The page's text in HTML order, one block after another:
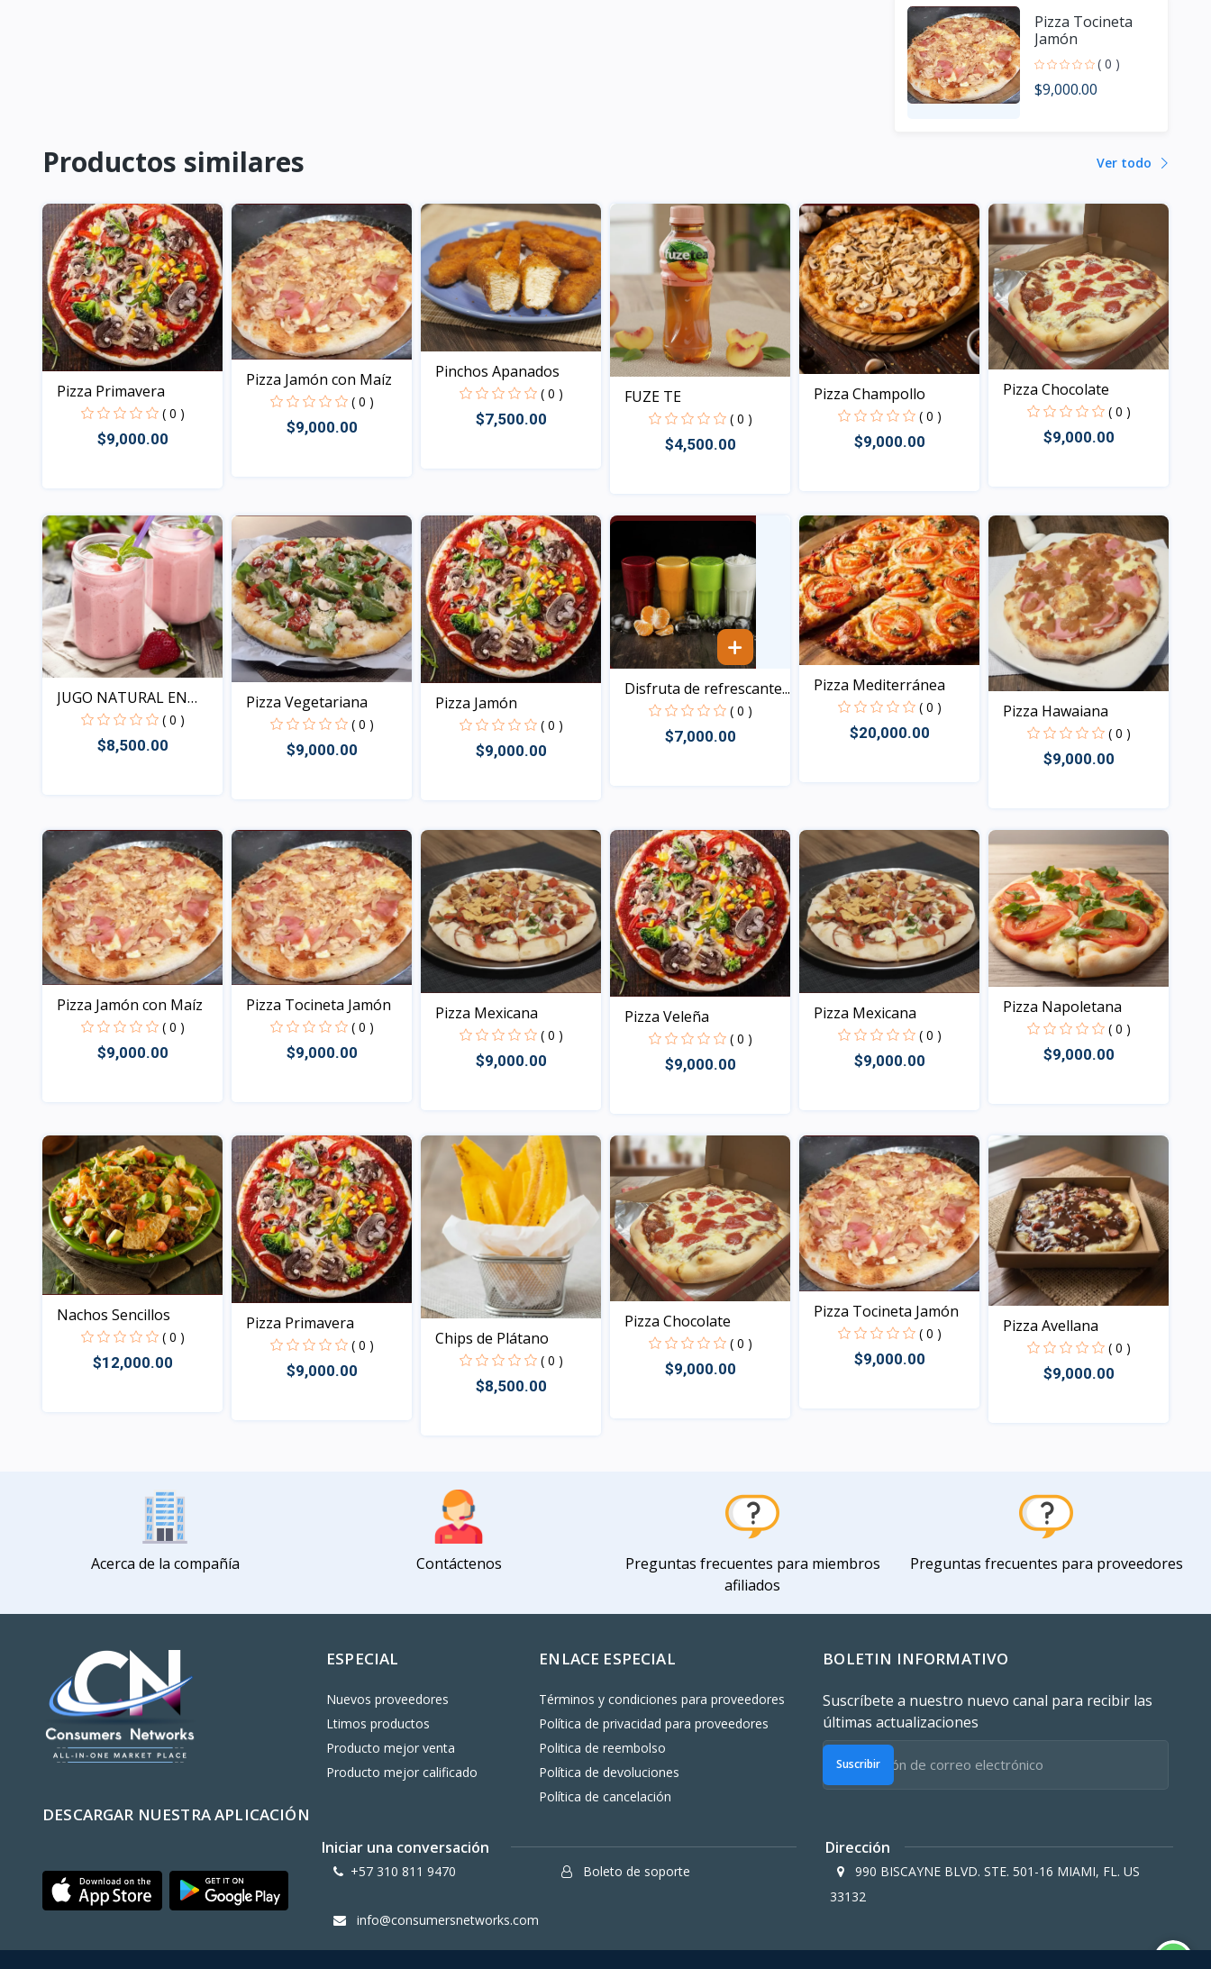
Pizza Tocineta
Jamón
( 0 )
$9,000.00
Productos similares Ver todo
Pizza Primavera
( 0 )
$9,000.00
Pizza Jamón con Maíz
( 0 )
$9,000.00
Pinchos Apanados
( 0 )
$7,500.00
FUZE TE
( 0 )
$4,500.00
Vista
Pizza Champollo
( 0 )
$9,000.00
Pizza Chocolate
( 0 )
$9,000.00
JUGO NATURAL EN
LECHE
( 0 )
$8,500.00
Pizza Vegetariana
( 0 )
$9,000.00
Pizza Jamón
( 0 )
$9,000.00
Disfruta de refrescante...
( 0 )
$7,000.00
Pizza Mediterránea
( 0 )
$20,000.00
Pizza Hawaiana
( 0 )
$9,000.00
Vista
Pizza Jamón con Maíz
( 0 )
$9,000.00
Pizza Tocineta Jamón
( 0 )
$9,000.00
Pizza Mexicana
( 0 )
$9,000.00
Pizza Veleña
( 0 )
$9,000.00
Vista
Pizza Mexicana
( 0 )
$9,000.00
Pizza Napoletana
( 0 )
$9,000.00
Nachos Sencillos
( 0 )
$12,000.00
Pizza Primavera
( 0 )
$9,000.00
Chips de Plátano
( 0 )
$8,500.00
Pizza Chocolate
( 0 )
$9,000.00
Pizza Tocineta Jamón
( 0 )
$9,000.00
Pizza Avellana
( 0 )
$9,000.00
Acerca de la compañía Contáctenos
Preguntas frecuentes para miembros
afiliados
Preguntas frecuentes para proveedores
DESCARGAR NUESTRA APLICACIÓN
ESPECIAL
Nuevos proveedores
Ltimos productos
Producto mejor venta
Producto mejor calificado
ENLACE ESPECIAL
Términos y condiciones para proveedores
Política de privacidad para proveedores
Politica de reembolso
Política de devoluciones
Política de cancelación
BOLETIN INFORMATIVO
Suscríbete a nuestro nuevo canal para recibir las
últimas actualizaciones
Suscribir
Iniciar una conversación
+57 310 811 9470 Boleto de soporte
info@consumersnetworks.com
Dirección
990 BISCAYNE BLVD. STE. 501-16 MIAMI, FL. US
33132